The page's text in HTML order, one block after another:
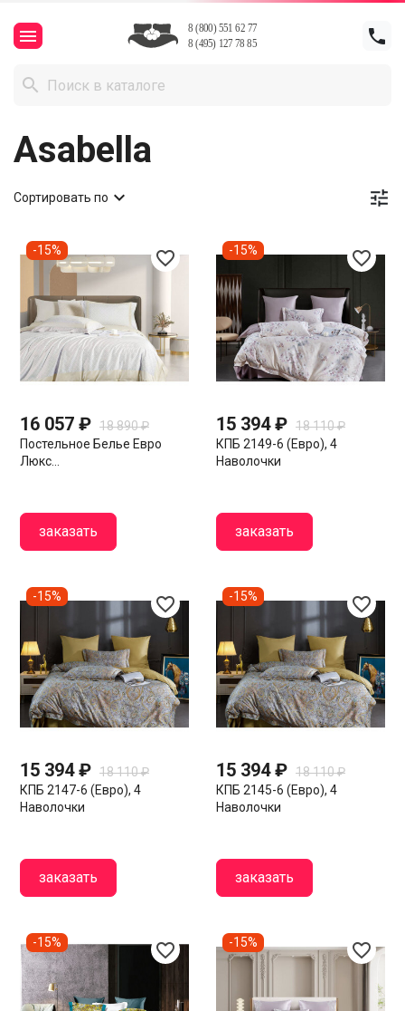
 

Asabella

Сортировать по 
favorite_border
16 057 ₽ 18 890 ₽
Постельное Белье Евро
Люкс...
заказать
-15% favorite_border
15 394 ₽ 18 110 ₽
КПБ 2149-6 (евро), 4
Наволочки
заказать
-15%
favorite_border
15 394 ₽ 18 110 ₽
КПБ 2147-6 (евро), 4
Наволочки
заказать
-15% favorite_border
15 394 ₽ 18 110 ₽
КПБ 2145-6 (евро), 4
Наволочки
заказать
-15%
favorite_border
-15% favorite_border
-15%